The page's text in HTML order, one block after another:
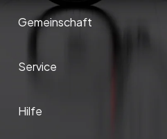
Gemeinschaft
Service
Hilfe